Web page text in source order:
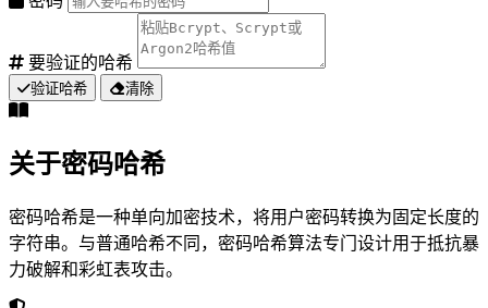
要验证的哈希
验证哈希 清除
关于密码哈希
密码哈希是一种单向加密技术，将用户密码转换为固定长度的
字符串。与普通哈希不同，密码哈希算法专门设计用于抵抗暴
力破解和彩虹表攻击。